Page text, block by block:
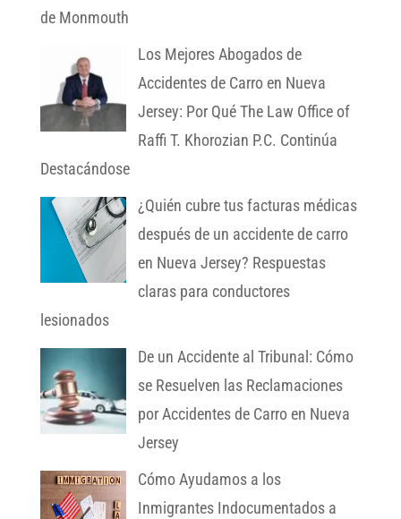
de Monmouth
Los Mejores Abogados de
Accidentes de Carro en Nueva
Jersey: Por Qué The Law Office of
Raffi T. Khorozian P.C. Continúa
Destacándose
¿Quién cubre tus facturas médicas
después de un accidente de carro
en Nueva Jersey? Respuestas
claras para conductores
lesionados
De un Accidente al Tribunal: Cómo
se Resuelven las Reclamaciones
por Accidentes de Carro en Nueva
Jersey
Cómo Ayudamos a los
Inmigrantes Indocumentados a